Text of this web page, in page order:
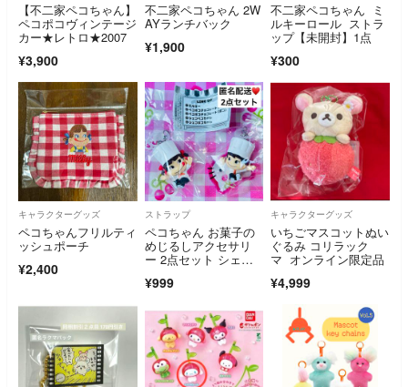
【不二家ペコちゃん】
ペコポコヴィンテージ
カー★レトロ★2007
¥3,900
不二家ペコちゃん 2W
AYランチバック
¥1,900
不二家ペコちゃん ミ
ルキーロール ストラ
ップ【未開封】1点
¥300
キャラクターグッズ
ペコちゃんフリルティ
ッシュポーチ
¥2,400
ストラップ
ペコちゃん お菓子の
めじるしアクセサリ
ー 2点セット シェフ
¥999
キャラクターグッズ
いちごマスコットぬい
ぐるみ コリラック
マ オンライン限定品
¥4,999